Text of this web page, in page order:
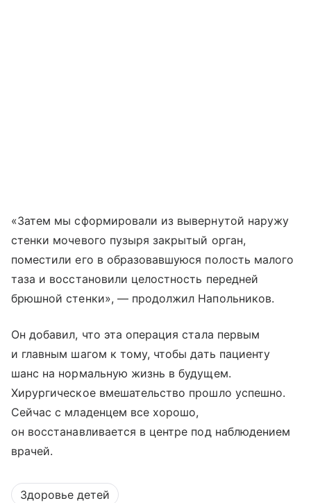
«Затем мы сформировали из вывернутой наружу
стенки мочевого пузыря закрытый орган,
поместили его в образовавшуюся полость малого
таза и восстановили целостность передней
брюшной стенки», — продолжил Напольников.
Он добавил, что эта операция стала первым
и главным шагом к тому, чтобы дать пациенту
шанс на нормальную жизнь в будущем.
Хирургическое вмешательство прошло успешно.
Сейчас с младенцем все хорошо,
он восстанавливается в центре под наблюдением
врачей.
Здоровье детей